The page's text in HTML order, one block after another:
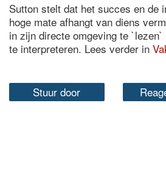
Sutton stelt dat het succes en de
hoge mate afhangt van diens
in zijn directe omgeving te
te interpreteren. Lees verder in
Stuur door